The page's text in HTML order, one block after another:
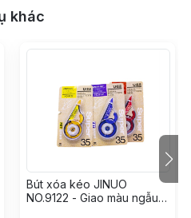
khác
Bút xóa kéo JINUO
NO.9122 - Giao màu ngẫu